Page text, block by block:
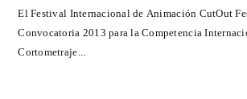
El Festival Internacional de Animación CutOut
Convocatoria 2013 para la Competencia
Cortometraje...